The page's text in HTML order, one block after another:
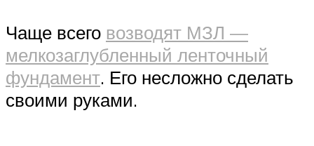
Чаще всего возводят МЗЛ —
мелкозаглубленный ленточный
фундамент. Его несложно сделать
своими руками.